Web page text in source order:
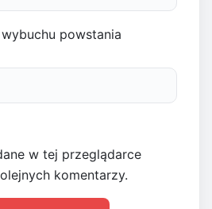
powstania
w tej przeglądarce
komentarzy.